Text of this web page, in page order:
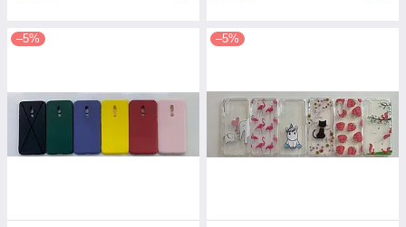
–5% –5%